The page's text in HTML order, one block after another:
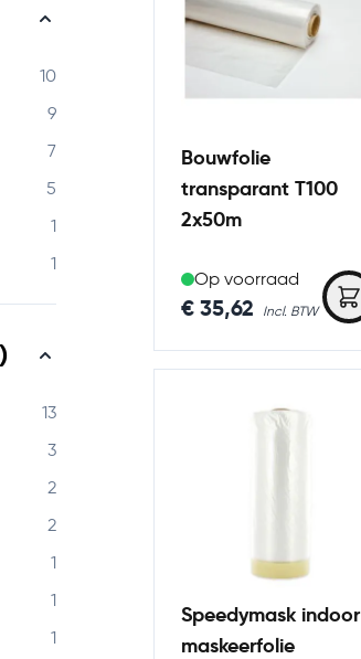
10products available
9products available
7products available
5 products available
1products available
1products available
13products available
3products available
2products available
2products available
1products available
1products available
1products available
Bouwfolie
transparant T100
2x50m
Op voorraad
€ 35,62
Speedymask indoor
maskeerfolie